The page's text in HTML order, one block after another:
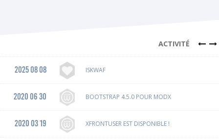
ACTIVITÉ
2025 08 08 ISKWAF
2020 06 30 BOOTSTRAP 4.5.0 POUR MODX
2020 03 19 XFRONTUSER EST DISPONIBLE !